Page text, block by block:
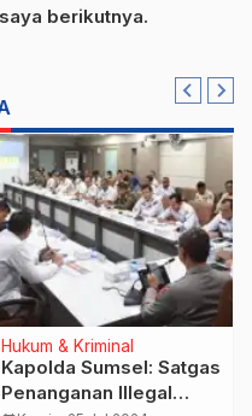
berikutnya.
Hukum & Kriminal
Kapolda Sumsel: Satgas
Penanganan Illegal